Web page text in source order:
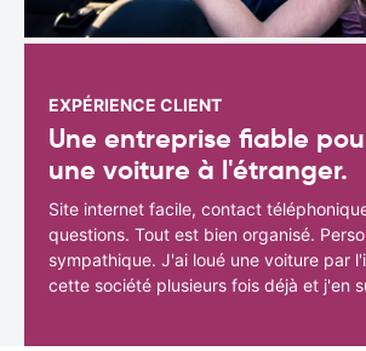
EXPÉRIENCE CLIENT
Une entreprise fiable
une voiture à l'étranger.
Site internet facile, contact
questions. Tout est bien organisé.
sympathique. J'ai loué une voiture par
cette société plusieurs fois déjà et j'en